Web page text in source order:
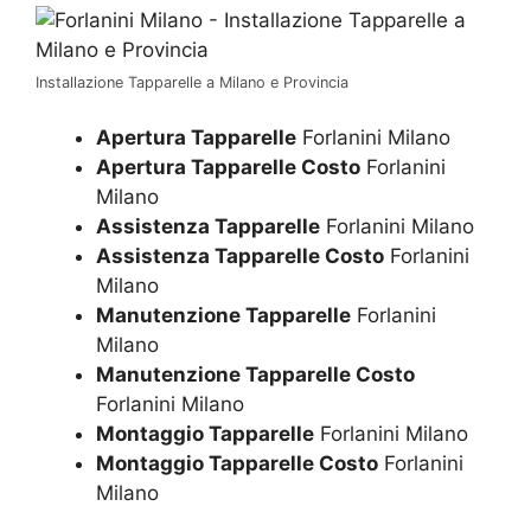
Installazione Tapparelle a Milano e Provincia
Apertura Tapparelle Forlanini Milano
Apertura Tapparelle Costo Forlanini
Milano
Assistenza Tapparelle Forlanini Milano
Assistenza Tapparelle Costo Forlanini
Milano
Manutenzione Tapparelle Forlanini
Milano
Manutenzione Tapparelle Costo
Forlanini Milano
Montaggio Tapparelle Forlanini Milano
Montaggio Tapparelle Costo Forlanini
Milano